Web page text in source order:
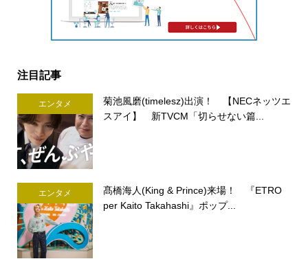
注目記事
エンタメ
菊池風磨(timelesz)出演！ 【NECネッツエ
スアイ】 新TVCM「切らせない篇...
エンタメ
髙橋海人(King & Prince)来場！ 『ETRO
per Kaito Takahashi』ポップ...